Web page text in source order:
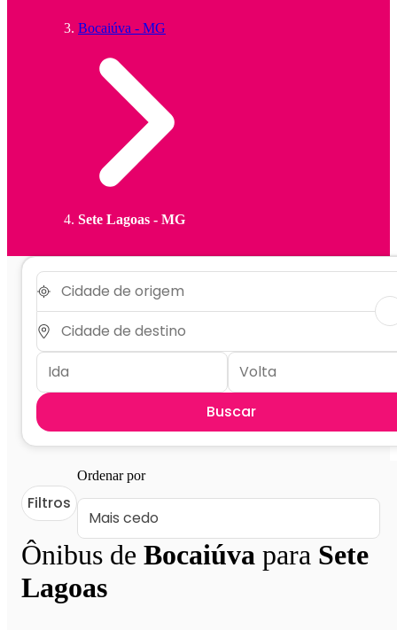
Bocaiúva - MG
Sete Lagoas - MG
Buscar
Ônibus de Bocaiúva para Sete
Lagoas
Filtros
Ordenar por